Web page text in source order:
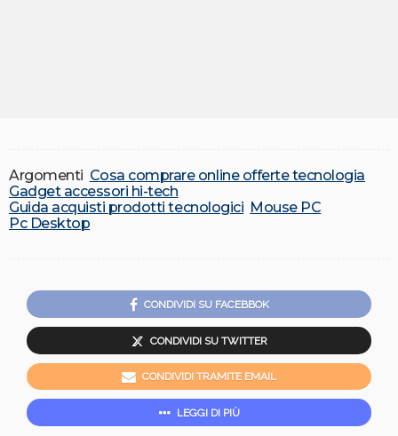
Argomenti Cosa comprare online offerte tecnologia
Gadget accessori hi-tech
Guida acquisti prodotti tecnologici Mouse PC
Pc Desktop
CONDIVIDI SU FACEBBOK
CONDIVIDI SU TWITTER
CONDIVIDI TRAMITE EMAIL
LEGGI DI PIÙ